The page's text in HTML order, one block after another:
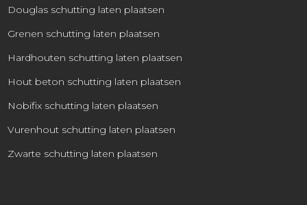
Douglas schutting laten plaatsen
Grenen schutting laten plaatsen
Hardhouten schutting laten plaatsen
Hout beton schutting laten plaatsen
Nobifix schutting laten plaatsen
Vurenhout schutting laten plaatsen
Zwarte schutting laten plaatsen